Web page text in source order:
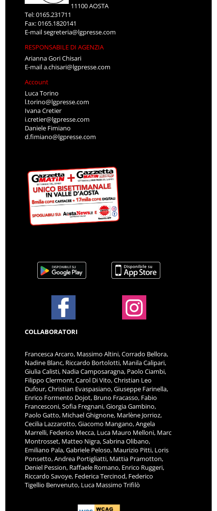
11100 AOSTA
Tel: 0165.231711
Fax: 0165.1820141
E-mailsegreteria@lgpresse.com
RESPONSABILE DI AGENZIA
Arianna Gori Chisari
E-maila.chisari@lgpresse.com
Account
Luca Torino
l.torino@lgpresse.com
Ivana Cretier
i.cretier@lgpresse.com
Daniele Fimiano
d.fimiano@lgpresse.com
COLLABORATORI
Francesca Arcaro, Massimo Altini, Corrado Bellora,
Nadine Blanc, Riccardo Bortolotti, Manila Calipari,
Giulia Calisti, Nadia Camposaragna, Paolo Ciambi,
Filippo Clermont, Carol Di Vito, Christian Leo
Dufour, Christian Evaspasiano, Giuseppe Farinella,
Enrico Formento Dojot, Bruno Fracasso, Fabio
Francesconi, Sofia Fregnani, Giorgia Gambino,
Paolo Gatto, Michael Ghignone, Marlène Jorrioz,
Cecilia Lazzarotto, Giacomo Mangano, Angela
Marrelli, Federico Mecca, Luca Mauro Melloni, Marc
Montrosset, Matteo Nigra, Sabrina Olibano,
Emiliano Pala, Gabriele Peloso, Maurizio Pitti, Loris
Ponsetto, Andrea Portigliatti, Mattia Pramotton,
Deniel Pession, Raffaele Romano, Enrico Ruggeri,
Riccardo Savoye, Federica Tercinod, Federico
Tigellio Benvenuto, Luca Massimo Trifilò